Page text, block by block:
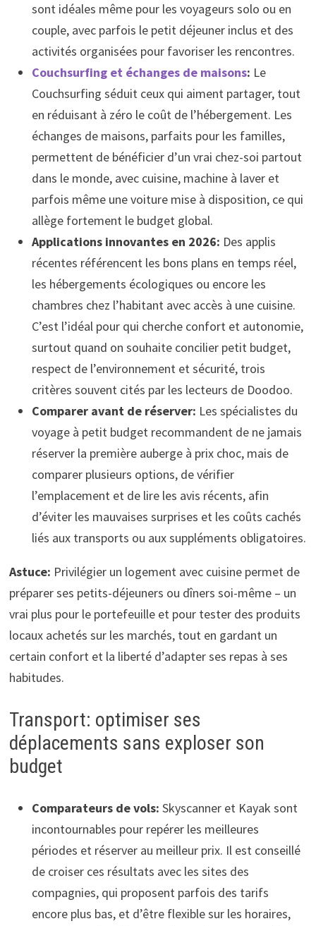
sont idéales même pour les voyageurs solo ou en
couple, avec parfois le petit déjeuner inclus et des
activités organisées pour favoriser les rencontres.
Couchsurfing et échanges de maisons: Le
Couchsurfing séduit ceux qui aiment partager, tout
en réduisant à zéro le coût de l’hébergement. Les
échanges de maisons, parfaits pour les familles,
permettent de bénéficier d’un vrai chez-soi partout
dans le monde, avec cuisine, machine à laver et
parfois même une voiture mise à disposition, ce qui
allège fortement le budget global.
Applications innovantes en 2026: Des applis
récentes référencent les bons plans en temps réel,
les hébergements écologiques ou encore les
chambres chez l’habitant avec accès à une cuisine.
C’est l’idéal pour qui cherche confort et autonomie,
surtout quand on souhaite concilier petit budget,
respect de l’environnement et sécurité, trois
critères souvent cités par les lecteurs de Doodoo.
Comparer avant de réserver: Les spécialistes du
voyage à petit budget recommandent de ne jamais
réserver la première auberge à prix choc, mais de
comparer plusieurs options, de vérifier
l’emplacement et de lire les avis récents, afin
d’éviter les mauvaises surprises et les coûts cachés
liés aux transports ou aux suppléments obligatoires.
Astuce: Privilégier un logement avec cuisine permet de
préparer ses petits-déjeuners ou dîners soi-même – un
vrai plus pour le portefeuille et pour tester des produits
locaux achetés sur les marchés, tout en gardant un
certain confort et la liberté d’adapter ses repas à ses
habitudes.
Transport: optimiser ses
déplacements sans exploser son
budget
Comparateurs de vols: Skyscanner et Kayak sont
incontournables pour repérer les meilleures
périodes et réserver au meilleur prix. Il est conseillé
de croiser ces résultats avec les sites des
compagnies, qui proposent parfois des tarifs
encore plus bas, et d’être flexible sur les horaires,